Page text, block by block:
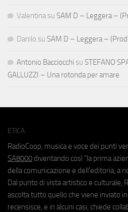
Valentina su SAM D – Leggera –
Danilo su SAM D – Leggera –
Antonio Bacciocchi su STEFANO
GALLUZZI – Una rotonda per amare
ETICA
RadioCoop, musica e voce dei punti
SA8000 diventando così "la prima
della comunicazione e dell'editoria, a
Dal punto di vista artistico e culturale,
ascolta tutto quello che viene inviato
recensisce, e in alcuni casi, chiede